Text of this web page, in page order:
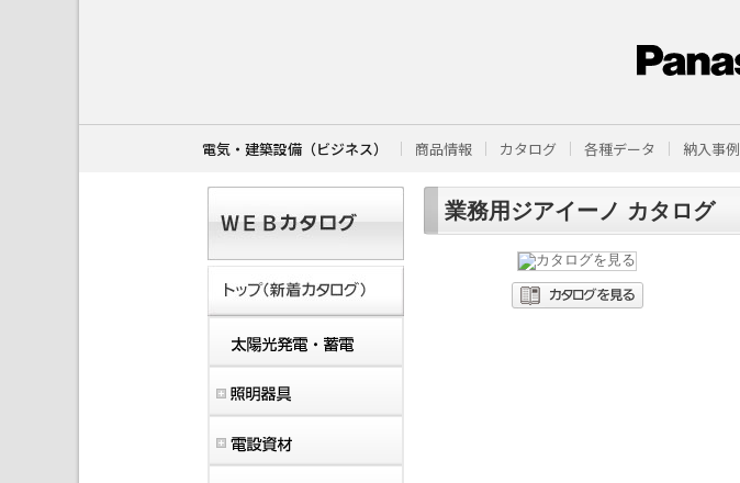
電気・建築設備（ビジネス） 商品情報 カタログ 各種データ 納入事例
業務用ジアイーノ カタログ